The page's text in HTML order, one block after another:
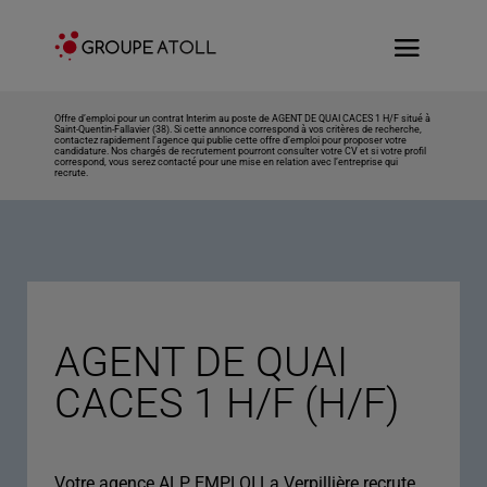
Offre d’emploi pour un contrat Interim au poste de AGENT DE QUAI CACES 1 H/F situé à
Saint-Quentin-Fallavier (38). Si cette annonce correspond à vos critères de recherche,
contactez rapidement l’agence qui publie cette offre d’emploi pour proposer votre
candidature. Nos chargés de recrutement pourront consulter votre CV et si votre profil
correspond, vous serez contacté pour une mise en relation avec l’entreprise qui
recrute.
AGENT DE QUAI
CACES 1 H/F (H/F)